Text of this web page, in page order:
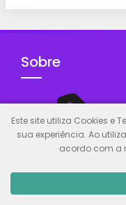
Sobre
Este site utiliza Cookies e
sua experiência. Ao
acordo com a